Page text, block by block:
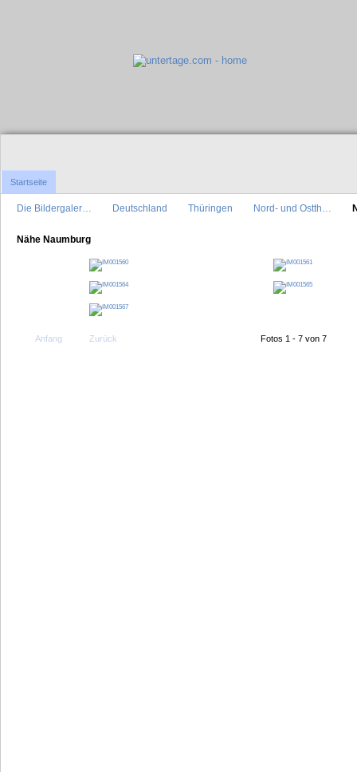
Startseite
Die Bildergaler… Deutschland Thüringen Nord- und Ostth…
Nähe Naumburg
Anfang Zurück Fotos 1 - 7 von 7